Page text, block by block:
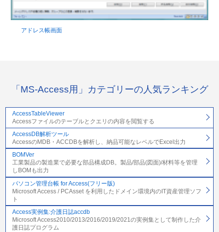
アドレス帳画面
「MS-Access用」カテゴリーの人気ランキング
AccessTableViewer
Accessファイルのテーブルとクエリの内容を閲覧する
AccessDB解析ツール
AccessのMDB・ACCDBを解析し、納品可能なレベルでExcel出力
BOMVer
工業製品の製造業で必要な部品構成DB。製品/部品(図面)/材料等を管理
しBOMも出力
パソコン管理台帳 for Access(フリー版)
Microsoft Access / PCAsset を利用したドメイン環境内のIT資産管理ソフ
ト
Access実例集:介護日誌accdb
Microsoft Access2010/2013/2016/2019/2021の実例集として制作した介
護日誌プログラム